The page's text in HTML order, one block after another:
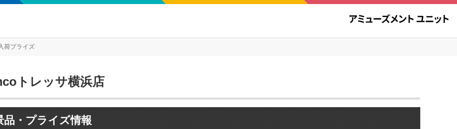
荷プライズ
トレッサ横浜店
品・プライズ情報